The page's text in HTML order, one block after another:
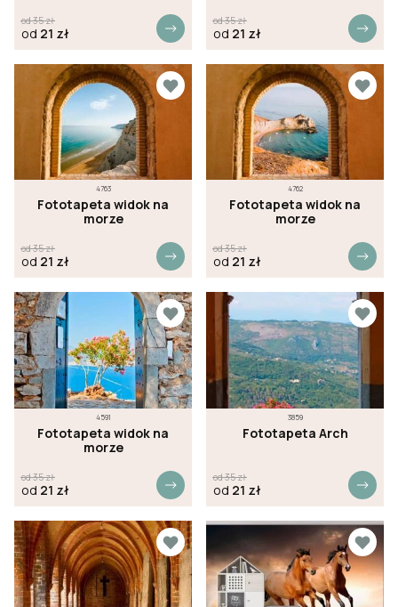
od35zł
od 21 zł
od35zł
od 21 zł
4763
Fototapeta widok na
morze
od35zł
od 21 zł
4762
Fototapeta widok na
morze
od35zł
od 21 zł
4591
Fototapeta widok na
morze
od35zł
od 21 zł
3859
Fototapeta Arch
od35zł
od 21 zł